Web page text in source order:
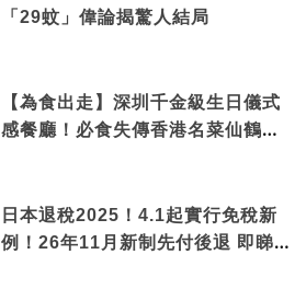
「29蚊」偉論揭驚人結局
【為食出走】深圳千金級生日儀式
感餐廳！必食失傳香港名菜仙鶴神
日本退稅2025！4.1起實行免稅新
例！26年11月新制先付後退 即睇步